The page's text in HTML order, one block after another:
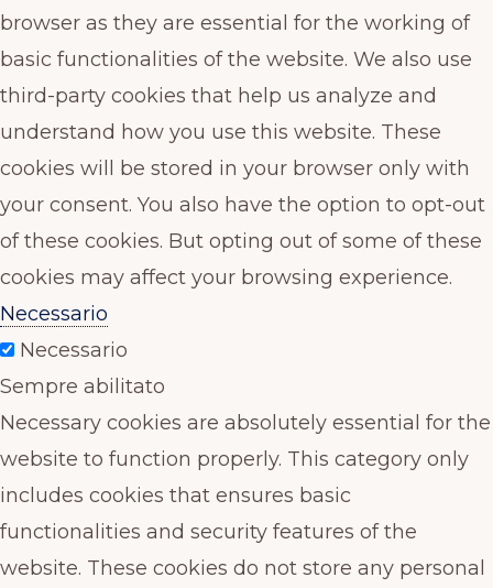
browser as they are essential for the working of
basic functionalities of the website. We also use
third-party cookies that help us analyze and
understand how you use this website. These
cookies will be stored in your browser only with
your consent. You also have the option to opt-out
of these cookies. But opting out of some of these
cookies may affect your browsing experience.
Necessario
Necessario
Sempre abilitato
Necessary cookies are absolutely essential for the
website to function properly. This category only
includes cookies that ensures basic
functionalities and security features of the
website. These cookies do not store any personal